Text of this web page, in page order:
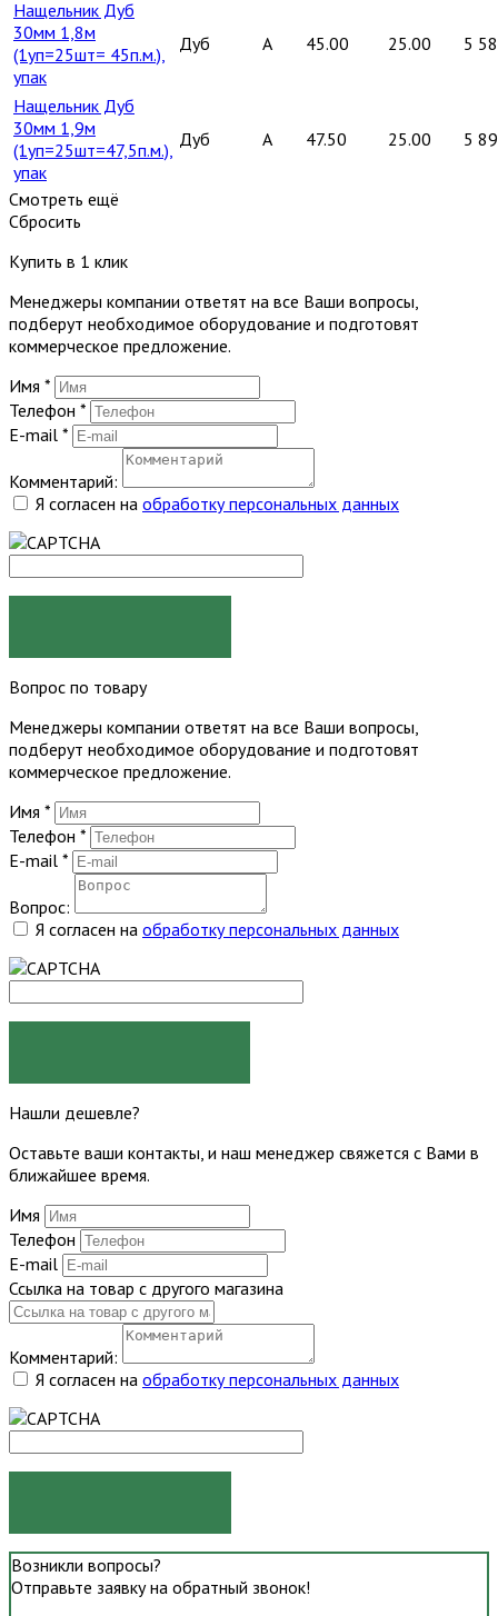
Нащельник Дуб
30мм 1,8м
(1уп=25шт= 45п.м.),
упак
Дуб A 45.00 25.00 5
Нащельник Дуб
30мм 1,9м
(1уп=25шт=47,5п.м.),
упак
Дуб A 47.50 25.00 5
Смотреть ещё
Сбросить
Купить в 1 клик
Менеджеры компании ответят на все Ваши вопросы,
подберут необходимое оборудование и подготовят
коммерческое предложение.
Имя *
Телефон *
E-mail *
Комментарий:
Я согласен на обработку персональных данных
Вопрос по товару
Менеджеры компании ответят на все Ваши вопросы,
подберут необходимое оборудование и подготовят
коммерческое предложение.
Имя *
Телефон *
E-mail *
Вопрос:
Я согласен на обработку персональных данных
Нашли дешевле?
Оставьте ваши контакты, и наш менеджер свяжется с Вами в
ближайшее время.
Имя
Телефон
E-mail
Ссылка на товар с другого магазина
Комментарий:
Я согласен на обработку персональных данных
Возникли вопросы?
Отправьте заявку на обратный звонок!